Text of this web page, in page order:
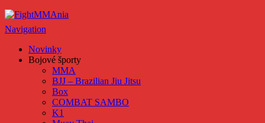
FightMMAnia
Navigation
Novinky
Bojové športy
MMA
BJJ – Brazilian Jiu Jitsu
Box
COMBAT SAMBO
K1